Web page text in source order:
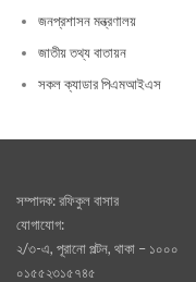
জনপ্রশাসন মন্ত্রণালয়
জাতীয় তথ্য বাতায়ন
সকল ক্যাডার পিএমআইএস
সম্পাদক: রফিকুল বাসার
যোগাযোগ:
২/৩-এ, পূরানো পল্টন, থাকা – ১০০০
০১৫৫২৩১৫৭৪৫